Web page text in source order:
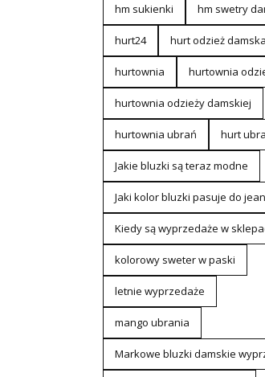
hm sukienki hm swetry
hurt24 hurt odzież damska
hurtownia hurtownia
hurtownia odzieży damskiej
hurtownia ubrań hurt
Jakie bluzki są teraz modne
Jaki kolor bluzki pasuje do
Kiedy są wyprzedaże w
kolorowy sweter w paski
letnie wyprzedaże
mango ubrania
Markowe bluzki damskie